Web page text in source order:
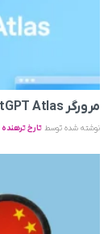
مرورگر ChatGPT Atlas از نهم اوت غیرفعال می‌ شود
نوشته شده توسط تارخ ترهنده